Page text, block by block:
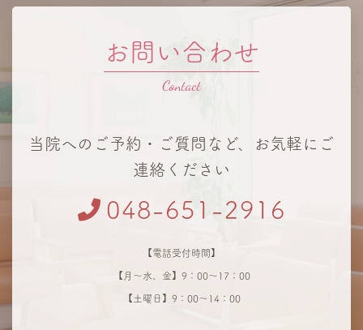
お問い合わせ
当院へのご予約・ご質問など、お気軽にご
連絡ください
048-651-2916
【電話受付時間】
【月～水、金】9：00～17：00
【土曜日】9：00～14：00